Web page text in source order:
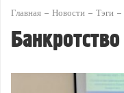
Главная Новости Тэги
Банкротство